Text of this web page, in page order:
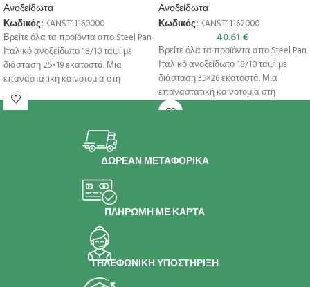
Ανοξείδωτα
Κωδικός: KANST11160000
Βρείτε όλα τα προϊόντα απο Steel Pan
Ιταλικό ανοξείδωτο 18/10 ταψί με
διάσταση 25×19 εκατοστά. Μια
επαναστατική καινοτομία στη
μαγειρική
Ανοξείδωτα
Κωδικός: KANST11162000
40.61 €
Βρείτε όλα τα προϊόντα απο Steel Pan
Ιταλικό ανοξείδωτο 18/10 ταψί με
διάσταση 35×26 εκατοστά. Μια
επαναστατική καινοτομία στη
μαγειρική
ΔΩΡΕΑΝ ΜΕΤΑΦΟΡΙΚΑ
ΠΛΗΡΩΜΗ ΜΕ ΚΑΡΤΑ
ΤΗΛΕΦΩΝΙΚΗ ΥΠΟΣΤΗΡΙΞΗ